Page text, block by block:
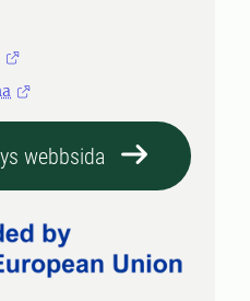
webbsida